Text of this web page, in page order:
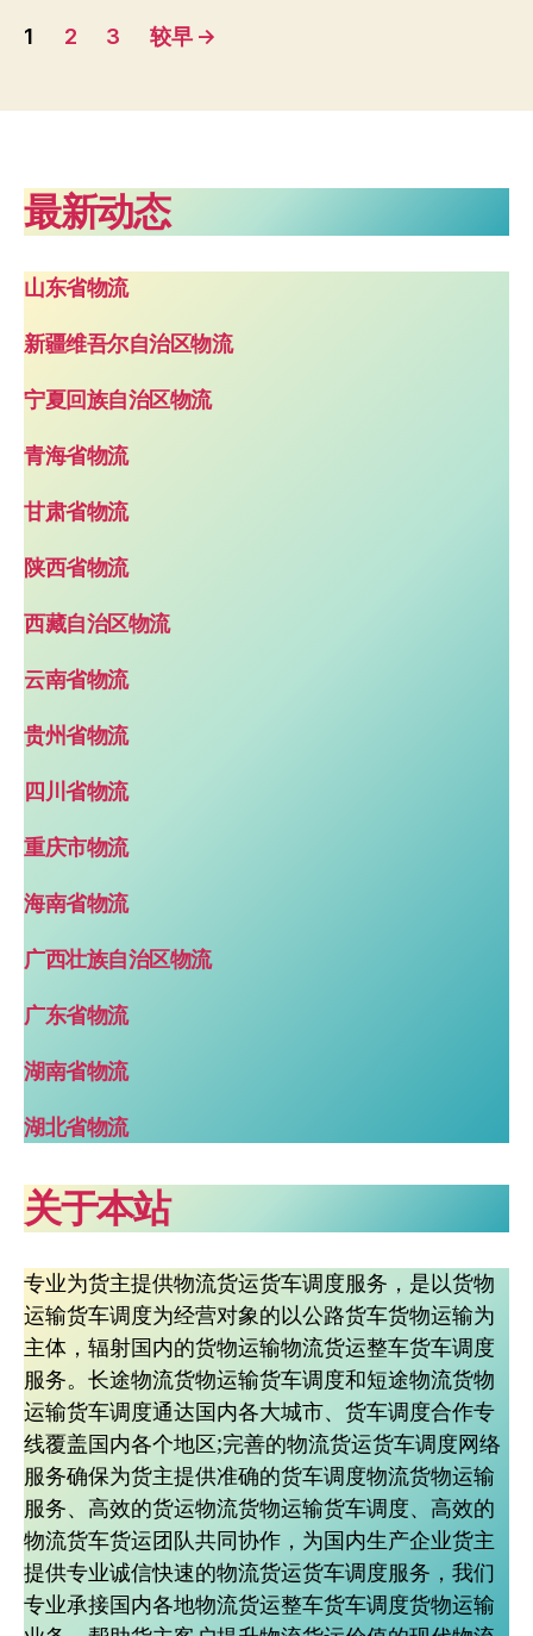
文
分
1 2 3 较早 →
最新动态
山东省物流
新疆维吾尔自治区物流
宁夏回族自治区物流
青海省物流
甘肃省物流
陕西省物流
西藏自治区物流
云南省物流
贵州省物流
四川省物流
重庆市物流
海南省物流
广西壮族自治区物流
广东省物流
湖南省物流
湖北省物流
关于本站
专业为货主提供物流货运货车调度服务，是以货物
运输货车调度为经营对象的以公路货车货物运输为
主体，辐射国内的货物运输物流货运整车货车调度
服务。长途物流货物运输货车调度和短途物流货物
运输货车调度通达国内各大城市、货车调度合作专
线覆盖国内各个地区;完善的物流货运货车调度网络
服务确保为货主提供准确的货车调度物流货物运输
服务、高效的货运物流货物运输货车调度、高效的
物流货车货运团队共同协作，为国内生产企业货主
提供专业诚信快速的物流货运货车调度服务，我们
专业承接国内各地物流货运整车货车调度货物运输